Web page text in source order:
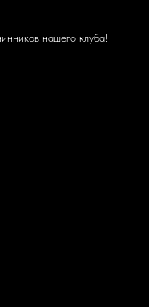
нашего клуба!